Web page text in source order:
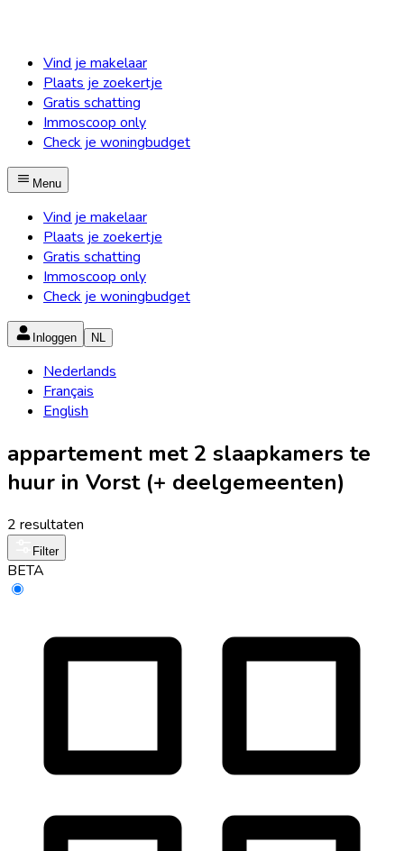
Vind je makelaar
Plaats je zoekertje
Gratis schatting
Immoscoop only
Check je woningbudget
Menu
Vind je makelaar
Plaats je zoekertje
Gratis schatting
Immoscoop only
Check je woningbudget
Inloggen NL
Nederlands
Français
English
appartement met 2 slaapkamers te
huur in Vorst (+ deelgemeenten)
2 resultaten
Filter
BETA